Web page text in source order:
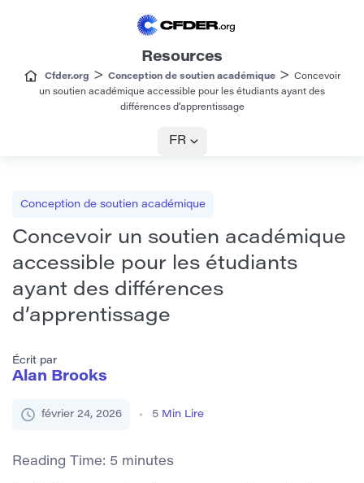
Resources
Cfder.org > Conception de soutien académique>
Concevoir
un soutien académique accessible pour les étudiants ayant des
différences d’apprentissage
FR
Conception de soutien académique
Concevoir un soutien académique
accessible pour les étudiants
ayant des différences
d’apprentissage
Écrit par
Alan Brooks
février 24, 2026 5 Min Lire
Reading Time: 5 minutes